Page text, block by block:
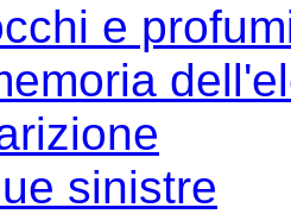
e
sinistre